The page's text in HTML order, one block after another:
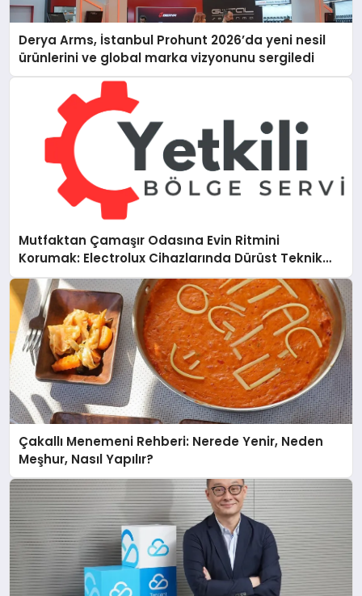
Derya Arms, İstanbul Prohunt 2026’da yeni nesil
ürünlerini ve global marka vizyonunu sergiledi
Mutfaktan Çamaşır Odasına Evin Ritmini
Korumak: Electrolux Cihazlarında Dürüst Teknik
Destek Deneyimi
Çakallı Menemeni Rehberi: Nerede Yenir, Neden
Meşhur, Nasıl Yapılır?